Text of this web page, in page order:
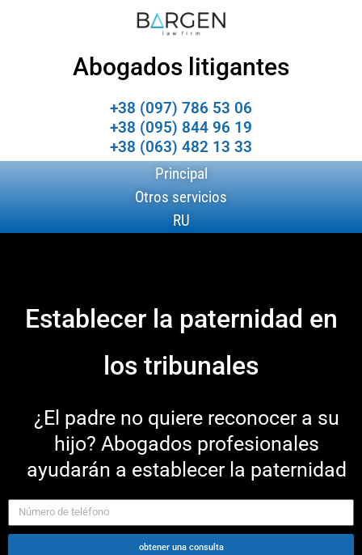
Abogados litigantes
+38 (097) 786 53 06
+38 (095) 844 96 19
+38 (063) 482 13 33
Principal
Otros servicios
RU
Establecer la paternidad en
los tribunales
¿El padre no quiere reconocer a su
hijo? Abogados profesionales
ayudarán a establecer la paternidad
obtener una consulta